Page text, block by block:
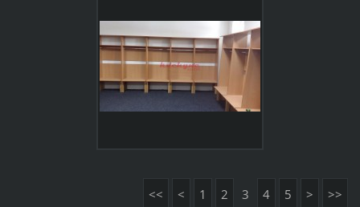
<< < 1 2 3 4 5 > >>